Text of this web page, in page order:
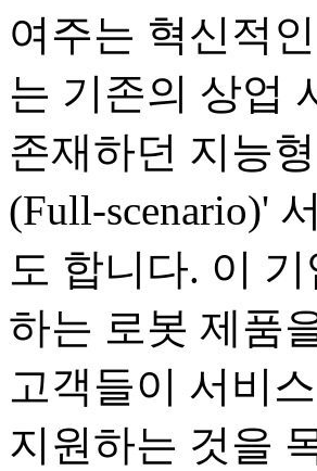
여주는 혁신적
는 기존의 상업
존재하던 지능
(Full-scenario)'
도 합니다. 이
하는 로봇 제품
고객들이 서비
지원하는 것을